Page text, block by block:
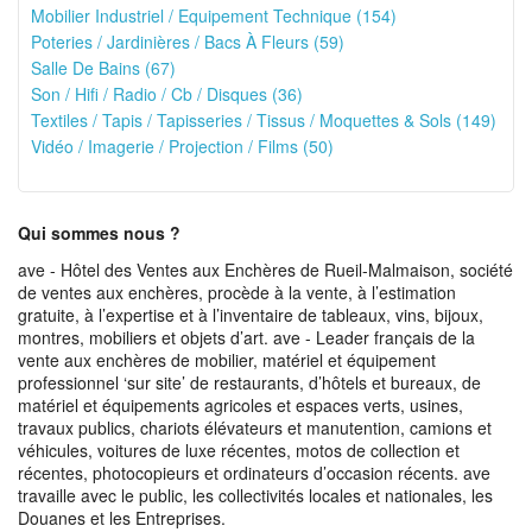
Mobilier Industriel / Equipement Technique (154)
Poteries / Jardinières / Bacs À Fleurs (59)
Salle De Bains (67)
Son / Hifi / Radio / Cb / Disques (36)
Textiles / Tapis / Tapisseries / Tissus / Moquettes & Sols (149)
Vidéo / Imagerie / Projection / Films (50)
Qui sommes nous ?
ave - Hôtel des Ventes aux Enchères de Rueil-Malmaison, société
de ventes aux enchères, procède à la vente, à l’estimation
gratuite, à l’expertise et à l’inventaire de tableaux, vins, bijoux,
montres, mobiliers et objets d’art. ave - Leader français de la
vente aux enchères de mobilier, matériel et équipement
professionnel ‘sur site’ de restaurants, d’hôtels et bureaux, de
matériel et équipements agricoles et espaces verts, usines,
travaux publics, chariots élévateurs et manutention, camions et
véhicules, voitures de luxe récentes, motos de collection et
récentes, photocopieurs et ordinateurs d’occasion récents. ave
travaille avec le public, les collectivités locales et nationales, les
Douanes et les Entreprises.